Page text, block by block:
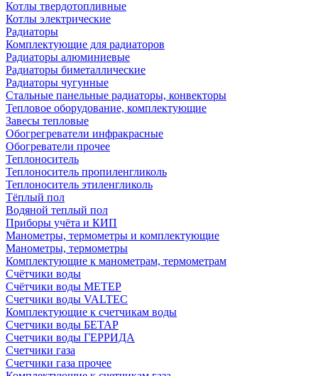
Котлы твердотопливные
Котлы электрические
Радиаторы
Комплектующие для радиаторов
Радиаторы алюминиевые
Радиаторы биметаллические
Радиаторы чугунные
Стальные панельные радиаторы, конвекторы
Тепловое оборудование, комплектующие
Завесы тепловые
Обогрегреватели инфракрасные
Обогреватели прочее
Теплоноситель
Теплоноситель пропиленгликоль
Теплоноситель этиленгликоль
Тёплый пол
Водяной теплый пол
Приборы учёта и КИП
Манометры, термометры и комплектующие
Манометры, термометры
Комплектующие к манометрам, термометрам
Счётчики воды
Счётчики воды МЕТЕР
Счетчики воды VALTEC
Комплектующие к счетчикам воды
Счетчики воды БЕТАР
Счетчики воды ГЕРРИДА
Счетчики газа
Счетчики газа прочее